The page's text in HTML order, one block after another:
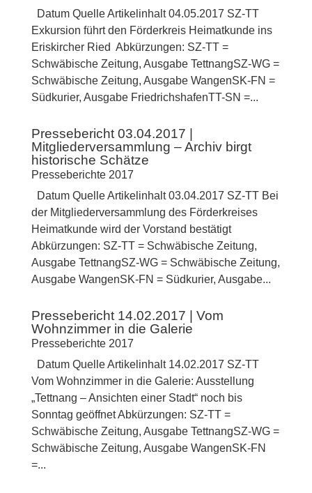
Datum Quelle Artikelinhalt 04.05.2017 SZ-TT
Exkursion führt den Förderkreis Heimatkunde ins
Eriskircher Ried Abkürzungen: SZ-TT =
Schwäbische Zeitung, Ausgabe TettnangSZ-WG =
Schwäbische Zeitung, Ausgabe WangenSK-FN =
Südkurier, Ausgabe FriedrichshafenTT-SN =...
Pressebericht 03.04.2017 |
Mitgliederversammlung – Archiv birgt
historische Schätze
Presseberichte 2017
Datum Quelle Artikelinhalt 03.04.2017 SZ-TT Bei
der Mitgliederversammlung des Förderkreises
Heimatkunde wird der Vorstand bestätigt
Abkürzungen: SZ-TT = Schwäbische Zeitung,
Ausgabe TettnangSZ-WG = Schwäbische Zeitung,
Ausgabe WangenSK-FN = Südkurier, Ausgabe...
Pressebericht 14.02.2017 | Vom
Wohnzimmer in die Galerie
Presseberichte 2017
Datum Quelle Artikelinhalt 14.02.2017 SZ-TT
Vom Wohnzimmer in die Galerie: Ausstellung
„Tettnang – Ansichten einer Stadt“ noch bis
Sonntag geöffnet Abkürzungen: SZ-TT =
Schwäbische Zeitung, Ausgabe TettnangSZ-WG =
Schwäbische Zeitung, Ausgabe WangenSK-FN
=...